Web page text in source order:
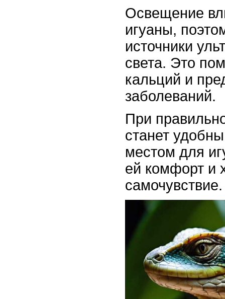
Освещение
игуаны,
источники
света. Это
кальций и
заболеваний.
При
станет
местом для
ей комфорт и
самочувствие.